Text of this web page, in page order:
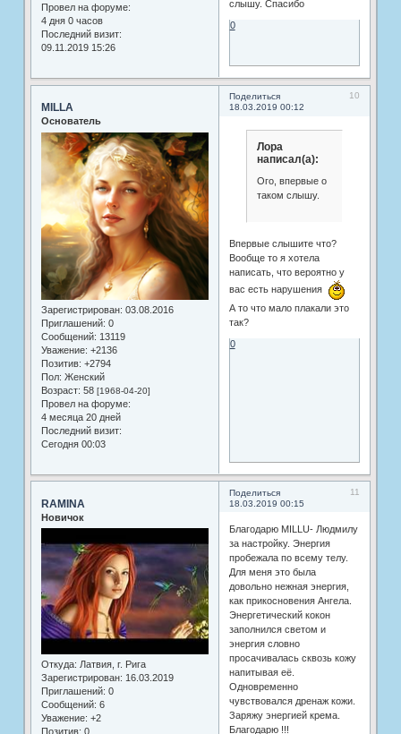
Провел на форуме:
4 дня 0 часов
Последний визит:
09.11.2019 15:26
слышу. Спасибо
0
Поделиться
10
18.03.2019 00:12
MILLA
Основатель
Зарегистрирован: 03.08.2016
Приглашений: 0
Сообщений: 13119
Уважение: +2136
Позитив: +2794
Пол: Женский
Возраст: 58 [1968-04-20]
Провел на форуме:
4 месяца 20 дней
Последний визит:
Сегодня 00:03
Лора
написал(а):
Ого, впервые о
таком слышу.
Впервые слышите что?
Вообще то я хотела
написать, что вероятно у
вас есть нарушения
А то что мало плакали это
так?
0
Поделиться
11
18.03.2019 00:15
RAMINA
Новичок
Откуда: Латвия, г. Рига
Зарегистрирован: 16.03.2019
Приглашений: 0
Сообщений: 6
Уважение: +2
Позитив: 0
Благодарю MILLU- Людмилу
за настройку. Энергия
пробежала по всему телу.
Для меня это была
довольно нежная энергия,
как прикосновения Ангела.
Энергетический кокон
заполнился светом и
энергия словно
просачивалась сквозь кожу
напитывая её.
Одновременно
чувствовался дренаж кожи.
Заряжу энергией крема.
Благодарю !!!